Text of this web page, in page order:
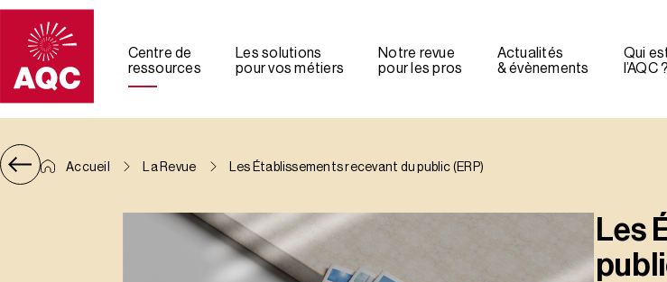
Panneau de gestion des cookies
Centre de
ressources
Les solutions
pour vos métiers
Notre revue
pour les pros
Actualités
& évènements
Qui
l’AQC ?
Accueil La Revue Les Établissements recevant du public (ERP)
Les